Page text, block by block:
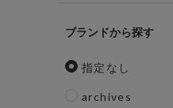
ブランド
指定なし
archives